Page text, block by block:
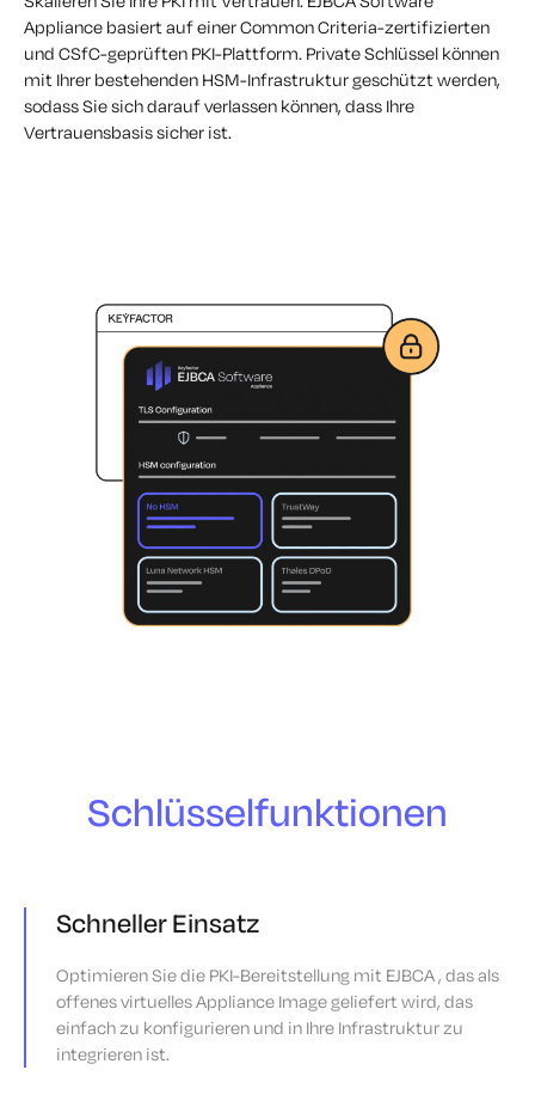
Appliance basiert auf einer Common Criteria-zertifizierten
und CSfC-geprüften PKI-Plattform. Private Schlüssel können
mit Ihrer bestehenden HSM-Infrastruktur geschützt werden,
sodass Sie sich darauf verlassen können, dass Ihre
Vertrauensbasis sicher ist.
Schlüsselfunktionen
Schneller Einsatz
Optimieren Sie die PKI-Bereitstellung mit EJBCA , das als
offenes virtuelles Appliance Image geliefert wird, das
einfach zu konfigurieren und in Ihre Infrastruktur zu
integrieren ist.